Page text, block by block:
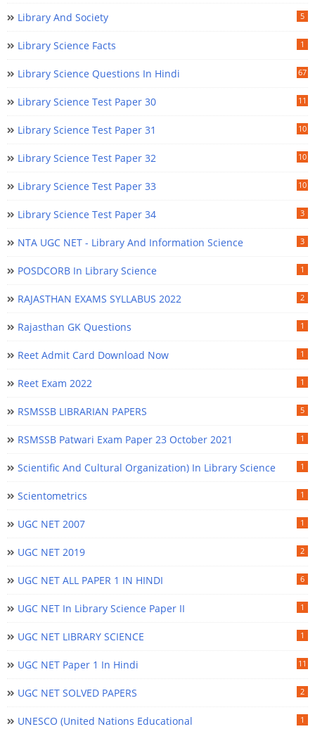
Library And Society 5
Library Science Facts 1
Library Science Questions In Hindi 67
Library Science Test Paper 30 11
Library Science Test Paper 31 10
Library Science Test Paper 32 10
Library Science Test Paper 33 10
Library Science Test Paper 34 3
NTA UGC NET - Library And Information Science 3
POSDCORB In Library Science 1
RAJASTHAN EXAMS SYLLABUS 2022 2
Rajasthan GK Questions 1
Reet Admit Card Download Now 1
Reet Exam 2022 1
RSMSSB LIBRARIAN PAPERS 5
RSMSSB Patwari Exam Paper 23 October 2021 1
Scientific And Cultural Organization) In Library Science 1
Scientometrics 1
UGC NET 2007 1
UGC NET 2019 2
UGC NET ALL PAPER 1 IN HINDI 6
UGC NET In Library Science Paper II 1
UGC NET LIBRARY SCIENCE 1
UGC NET Paper 1 In Hindi 11
UGC NET SOLVED PAPERS 2
UNESCO (United Nations Educational 1